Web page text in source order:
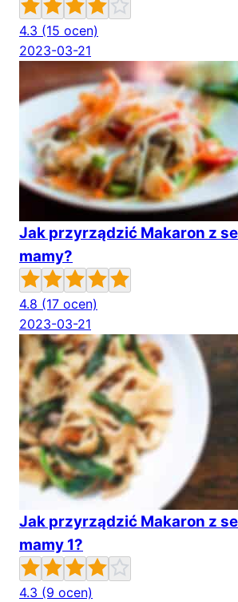
4.3 (15 ocen)
2023-03-21
Jak przyrządzić Makaron z
mamy?
4.8 (17 ocen)
2023-03-21
Jak przyrządzić Makaron z
mamy 1?
4.3 (9 ocen)